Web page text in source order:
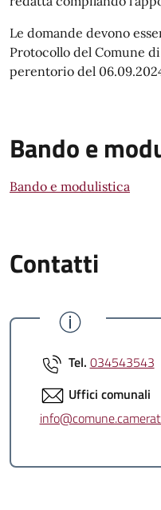
Le domande devono
Protocollo del Comune
perentorio del
Bando e
Bando e modulistica
Contatti
Tel. 034543543
Uffici comunali